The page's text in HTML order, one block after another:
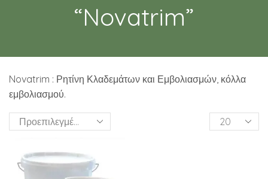
“Novatrim”
Novatrim : Ρητίνη Κλαδεμάτων και Εμβολιασμών, κόλλα
εμβολιασμού.
Products
per